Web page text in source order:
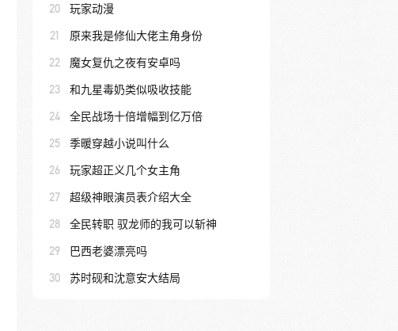
20 玩家动漫
21 原来我是修仙大佬主角身份
22 魔女复仇之夜有安卓吗
23 和九星毒奶类似吸收技能
24 全民战场十倍增幅到亿万倍
25 季暖穿越小说叫什么
26 玩家超正义几个女主角
27 超级神眼演员表介绍大全
28 全民转职 驭龙师的我可以斩神
29 巴西老婆漂亮吗
30 苏时砚和沈意安大结局